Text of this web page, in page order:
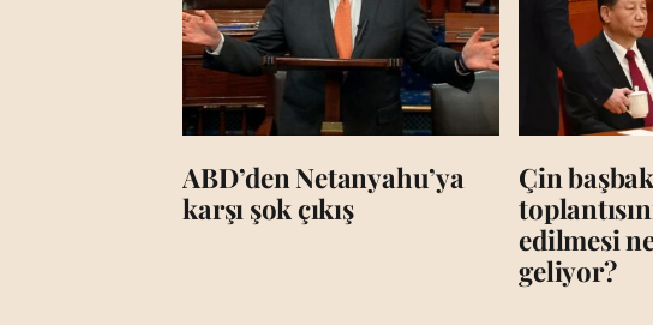
ABD’den Netanyahu’ya
karşı şok çıkış
Çin
edilmesi
geliyor?